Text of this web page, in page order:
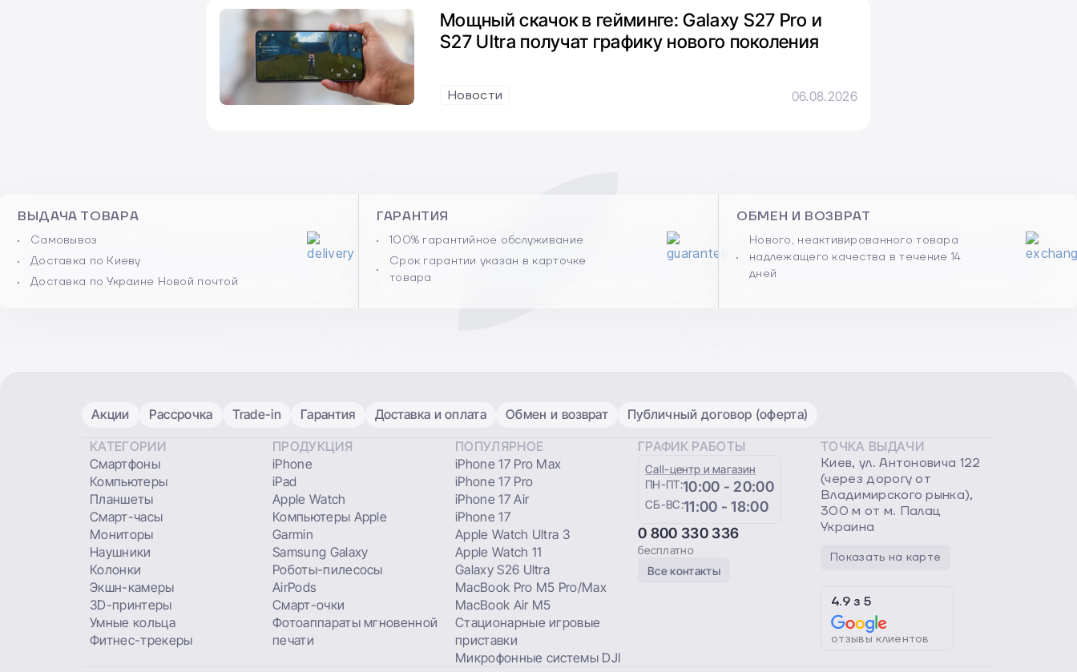
Мощный скачок в гейминге: Galaxy S27 Pro и
S27 Ultra получат графику нового поколения
Новости 06.08.2026
ВЫДАЧА ТОВАРА
Самовывоз
Доставка по Киеву
Доставка по Украине Новой почтой
ГАРАНТИЯ
100% гарантийное обслуживание
Срок гарантии указан в карточке
товара
ОБМЕН И ВОЗВРАТ
Нового, неактивированного товара
надлежащего качества в течение 14
дней
Акции Рассрочка Trade-in Гарантия Доставка и оплата Обмен и возврат Публичный договор (оферта)
КАТЕГОРИИ
Смартфоны
Компьютеры
Планшеты
Смарт-часы
Мониторы
Наушники
Колонки
Экшн-камеры
3D-принтеры
Умные кольца
Фитнес-трекеры
ПРОДУКЦИЯ
iPhone
iPad
Apple Watch
Компьютеры Apple
Garmin
Samsung Galaxy
Роботы-пилесосы
AirPods
Смарт-очки
Фотоаппараты мгновенной
печати
ПОПУЛЯРНОЕ
iPhone 17 Pro Max
iPhone 17 Pro
iPhone 17 Air
iPhone 17
Apple Watch Ultra 3
Apple Watch 11
Galaxy S26 Ultra
MacBook Pro M5 Pro/Max
MacBook Air M5
Стационарные игровые
приставки
Микрофонные системы DJI
ГРАФИК РАБОТЫ
Сall-центр и магазин
ПН-ПТ:10:00 - 20:00
СБ-ВС:11:00 - 18:00
0 800 330 336
бесплатно
Все контакты
ТОЧКА ВЫДАЧИ
Киев, ул. Антоновича 122
(через дорогу от
Владимирского рынка),
300 м от м. Палац
Украина
Показать на карте
4.9з 5
отзывы клиентов